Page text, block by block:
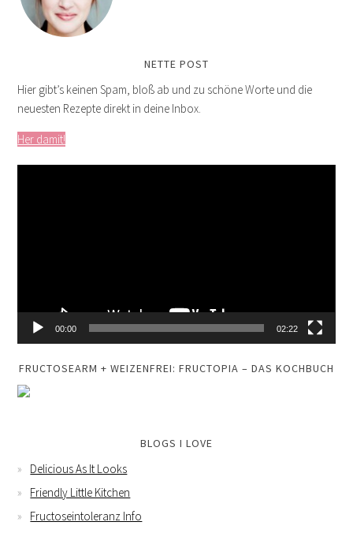
NETTE POST
Hier gibt’s keinen Spam, bloß ab und zu schöne Worte und die
neuesten Rezepte direkt in deine Inbox.
Her damit!
00:00 02:22
FRUCTOSEARM + WEIZENFREI: FRUCTOPIA – DAS KOCHBUCH
BLOGS I LOVE
Delicious As It Looks
Friendly Little Kitchen
Fructoseintoleranz Info